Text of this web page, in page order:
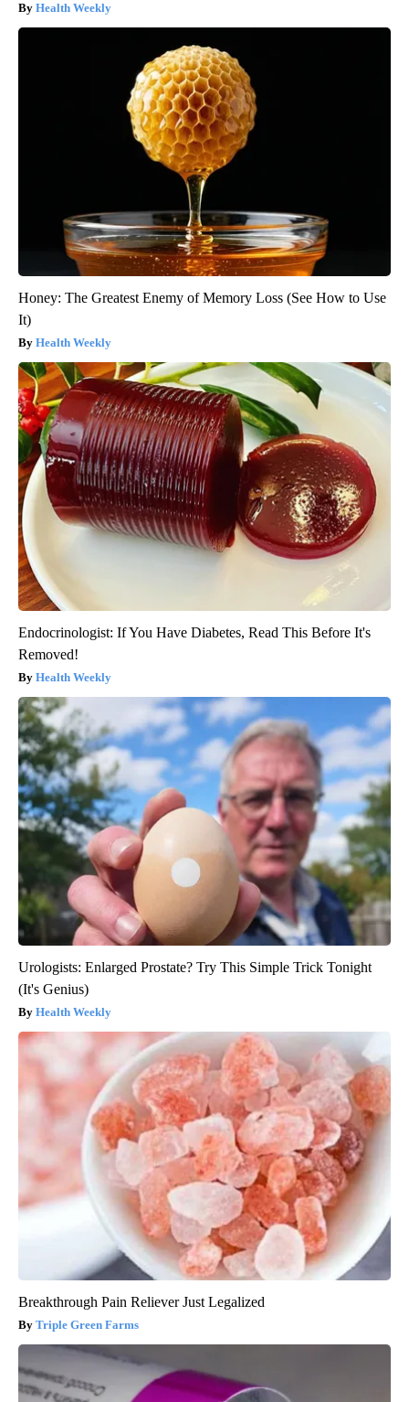
Health Weekly
Honey: The Greatest Enemy of Memory Loss (See How to Use
It)
Health Weekly
Endocrinologist: If You Have Diabetes, Read This Before It's
Removed!
Health Weekly
Urologists: Enlarged Prostate? Try This Simple Trick Tonight
(It's Genius)
Health Weekly
Breakthrough Pain Reliever Just Legalized
Triple Green Farms